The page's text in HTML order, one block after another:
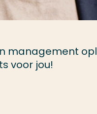
management
voor jou!